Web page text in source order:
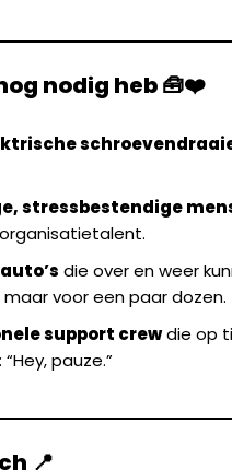
nodig heb 🧰❤️
stressbestendige
die over en weer
voor een paar dozen.
support crewdie op
pauze.”
📍